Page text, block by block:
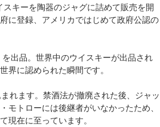
キーを陶器のジャグに詰めて販売を開
に登録、アメリカではじめて政府公認の
出品。世界中のウイスキーが出品され
界に認められた瞬間です。
れます。禁酒法が撤廃された後、ジャッ
トローには後継者がいなかったため、
現在に至っています。